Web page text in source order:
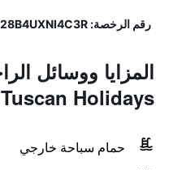
رقم الرخصة: IT052028B4UXNI4C3R
Tuscan Holidays
حمام سباحة خارجي